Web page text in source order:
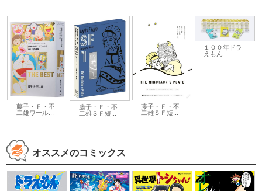
藤子・Ｆ・不
二雄ワール...
藤子・Ｆ・不
二雄ＳＦ短...
藤子・Ｆ・不
二雄ＳＦ短...
１００年ドラ
えもん
オススメのコミックス